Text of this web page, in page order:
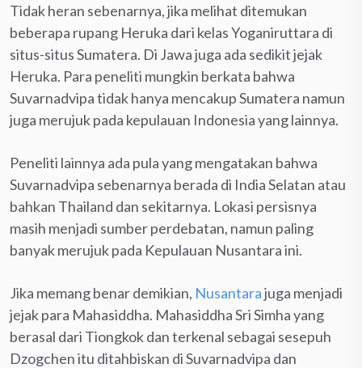
Tidak heran sebenarnya, jika melihat ditemukan
beberapa rupang Heruka dari kelas Yoganiruttara di
situs-situs Sumatera. Di Jawa juga ada sedikit jejak
Heruka. Para peneliti mungkin berkata bahwa
Suvarnadvipa tidak hanya mencakup Sumatera namun
juga merujuk pada kepulauan Indonesia yang lainnya.
Peneliti lainnya ada pula yang mengatakan bahwa
Suvarnadvipa sebenarnya berada di India Selatan atau
bahkan Thailand dan sekitarnya. Lokasi persisnya
masih menjadi sumber perdebatan, namun paling
banyak merujuk pada Kepulauan Nusantara ini.
Jika memang benar demikian, Nusantarajuga menjadi
jejak para Mahasiddha. Mahasiddha Sri Simha yang
berasal dari Tiongkok dan terkenal sebagai sesepuh
Dzogchen itu ditahbiskan di Suvarnadvipa dan